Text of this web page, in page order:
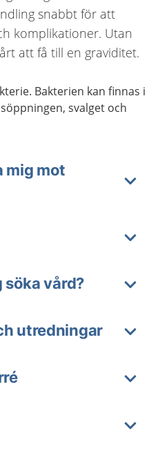
snabbt för att
komplikationer. Utan
att få till en graviditet.
Bakterien kan finnas i
svalget och
mig mot
söka vård?
utredningar